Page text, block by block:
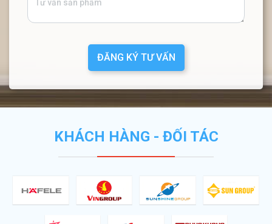
ĐĂNG KÝ TƯ VẤN
KHÁCH HÀNG - ĐỐI TÁC